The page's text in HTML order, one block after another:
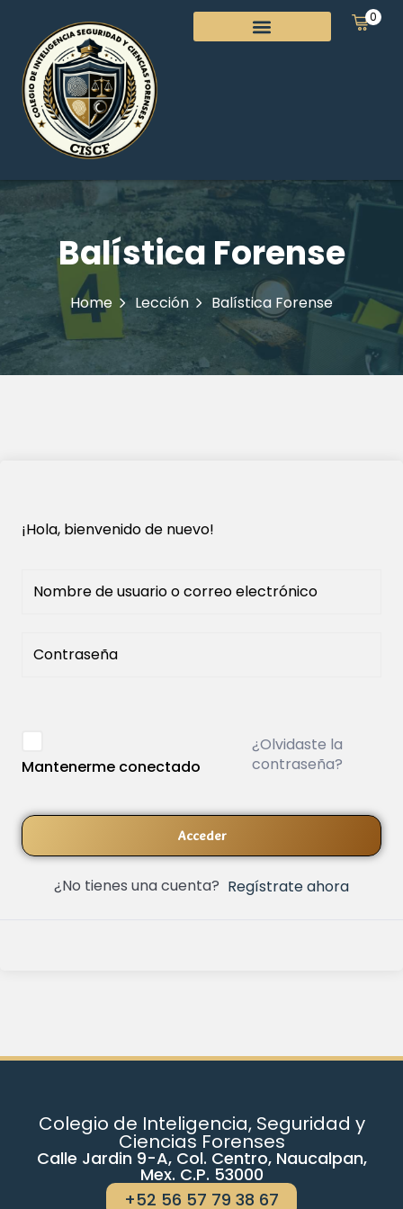
0
Balística Forense
Home Lección Balística Forense
¡Hola, bienvenido de nuevo!
Mantenerme conectado
¿Olvidaste la
contraseña?
Acceder
¿No tienes una cuenta? Regístrate ahora
Colegio de Inteligencia, Seguridad y
Ciencias Forenses
Calle Jardin 9-A, Col. Centro, Naucalpan,
Mex. C.P. 53000
+52 56 57 79 38 67